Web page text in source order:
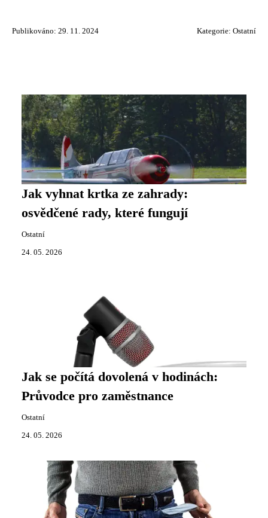
Publikováno: 29. 11. 2024 Kategorie: Ostatní
Jak vyhnat krtka ze zahrady:
osvědčené rady, které fungují
Ostatní
24. 05. 2026
Jak se počítá dovolená v hodinách:
Průvodce pro zaměstnance
Ostatní
24. 05. 2026